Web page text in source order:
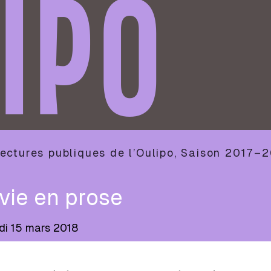
publiques de l’Oulipo, Saison
en prose
15 mars 2018